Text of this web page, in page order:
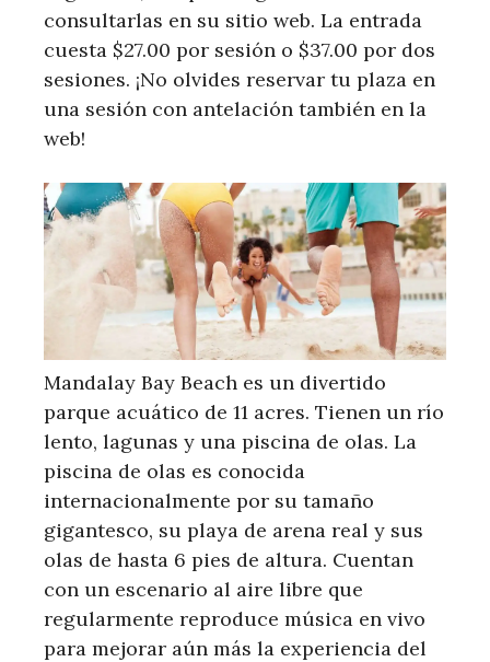
consultarlas en su sitio web. La entrada
cuesta $27.00 por sesión o $37.00 por dos
sesiones. ¡No olvides reservar tu plaza en
una sesión con antelación también en la
web!
Mandalay Bay Beach es un divertido
parque acuático de 11 acres. Tienen un río
lento, lagunas y una piscina de olas. La
piscina de olas es conocida
internacionalmente por su tamaño
gigantesco, su playa de arena real y sus
olas de hasta 6 pies de altura. Cuentan
con un escenario al aire libre que
regularmente reproduce música en vivo
para mejorar aún más la experiencia del